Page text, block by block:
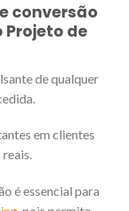
conversão
Projeto de
de qualquer
em clientes
é essencial para